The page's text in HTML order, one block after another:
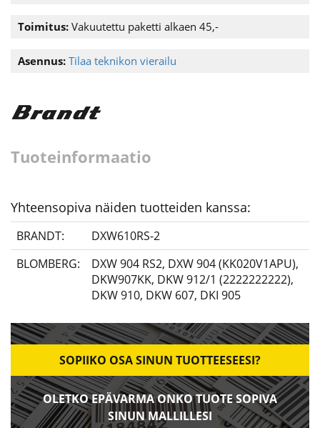
Toimitus: Vakuutettu paketti alkaen 45,-
Asennus: Tilaa teknikon vierailu
Tuoteinformaatio
Yhteensopiva näiden tuotteiden kanssa:
BRANDT:
DXW610RS-2
BLOMBERG:
DXW 904 RS2, DXW 904 (KK020V1APU),
DKW907KK, DKW 912/1 (2222222222),
DKW 910, DKW 607, DKI 905
SOPIIKO OSA SINUN TUOTTEESEESI?
OLETKO EPÄVARMA ONKO TUOTE SOPIVA
SINUN MALLILLESI